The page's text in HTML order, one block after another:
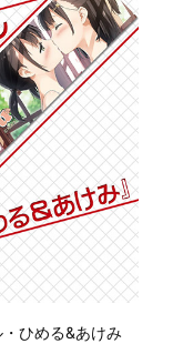
・ひめる&あけみ